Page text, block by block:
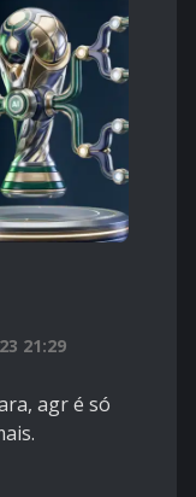
21:29
agr é só